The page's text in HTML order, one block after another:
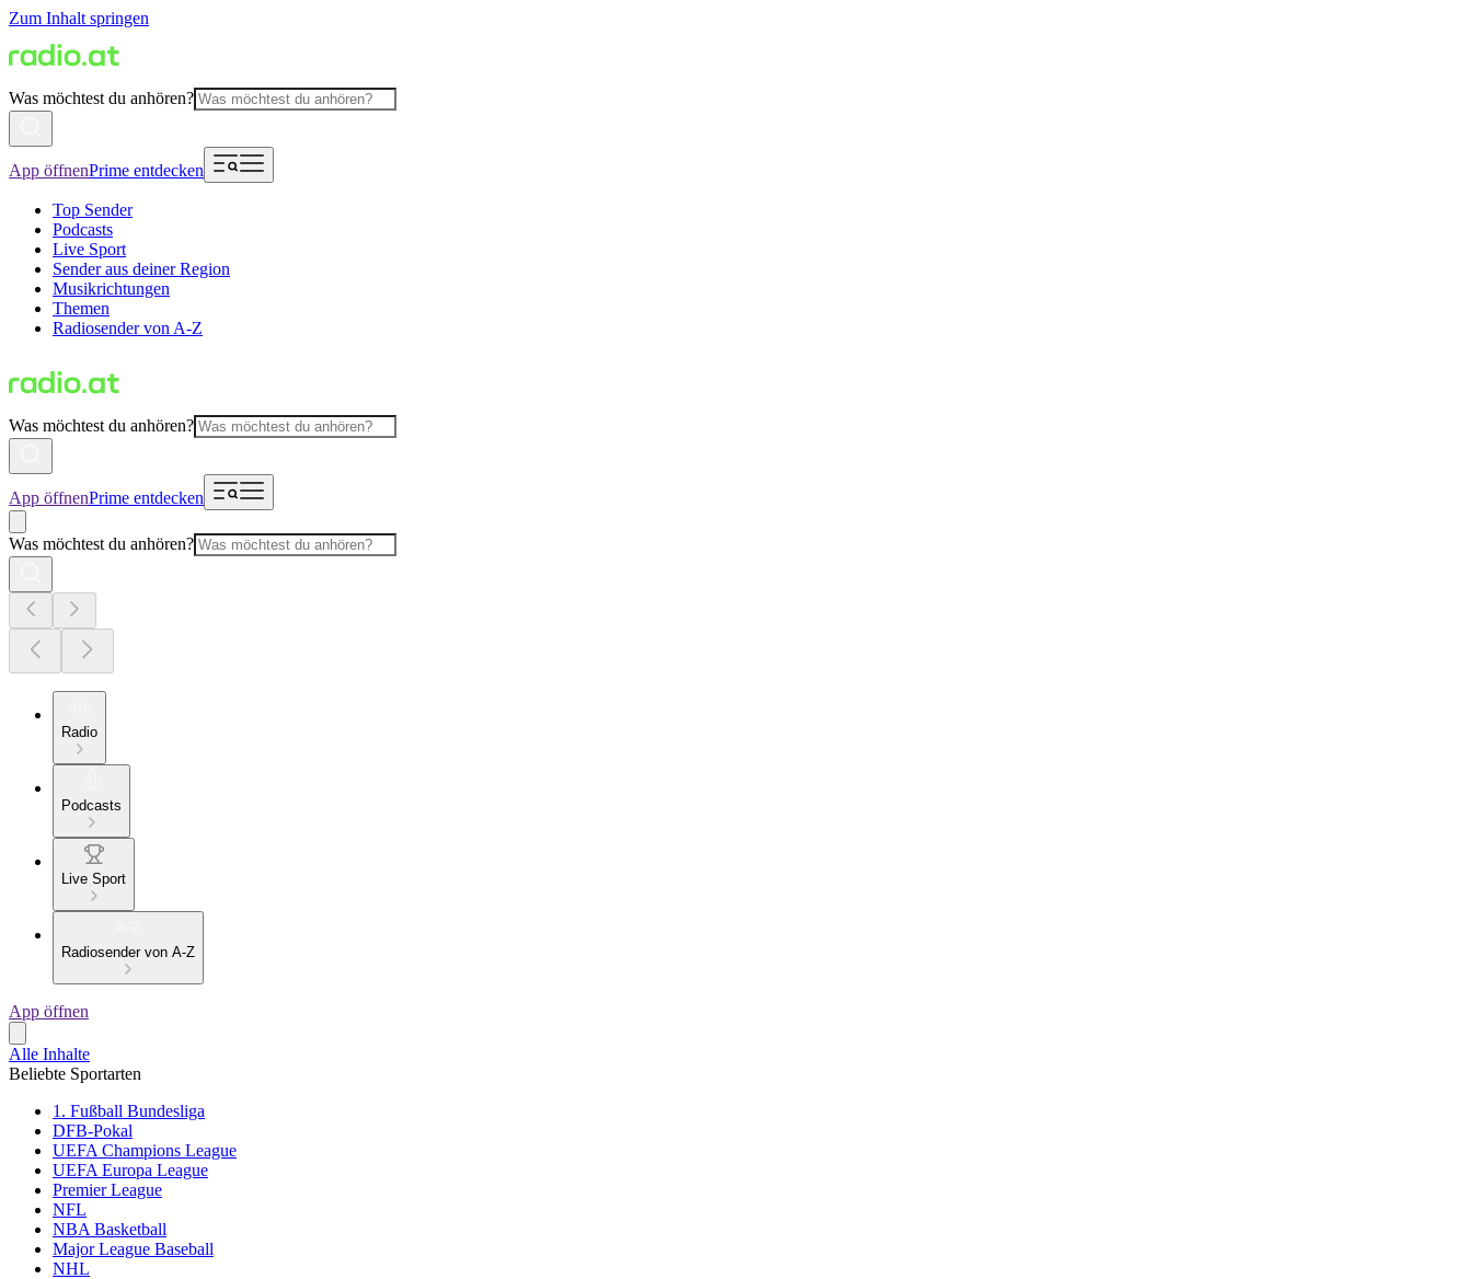
Zum Inhalt springen
Was möchtest du anhören?
App öffnenPrime entdecken
Top Sender
Podcasts
Live Sport
Sender aus deiner Region
Musikrichtungen
Themen
Radiosender von A-Z
Was möchtest du anhören?
App öffnenPrime entdecken
Was möchtest du anhören?
Radio
Podcasts
Live Sport
Radiosender von A-Z
App öffnen
Alle Inhalte
Beliebte Sportarten
1. Fußball Bundesliga
DFB-Pokal
UEFA Champions League
UEFA Europa League
Premier League
NFL
NBA Basketball
Major League Baseball
NHL